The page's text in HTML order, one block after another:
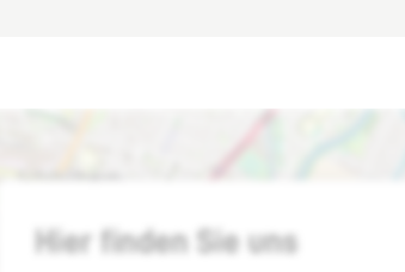
Hier finden Sie uns